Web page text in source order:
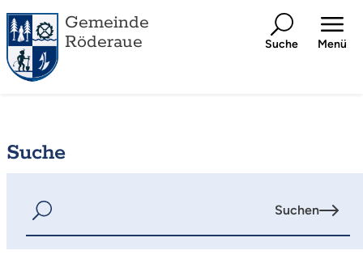
Gemeinde
Röderaue
Suche Menü
Suche
Suchen